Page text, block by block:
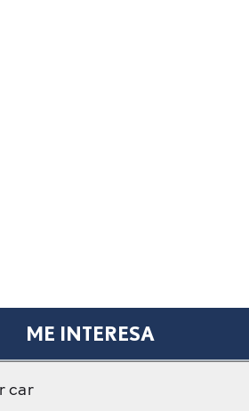
ME INTERESA
car